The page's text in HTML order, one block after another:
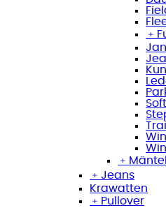
﹢
﹢ Mäntel
﹢ Jeans
Krawatten
﹢ Pullover